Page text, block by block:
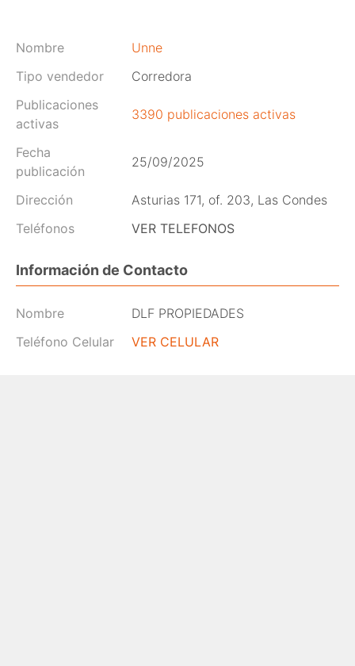
Nombre
Unne
Tipo vendedor
Corredora
Publicaciones
activas
3390 publicaciones activas
Fecha
publicación
25/09/2025
Dirección
Asturias 171, of. 203, Las Condes
Teléfonos
VER TELEFONOS
Información de Contacto
Nombre
DLF PROPIEDADES
Teléfono Celular
VER CELULAR